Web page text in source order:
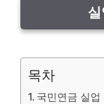
목차
국민연금 실업